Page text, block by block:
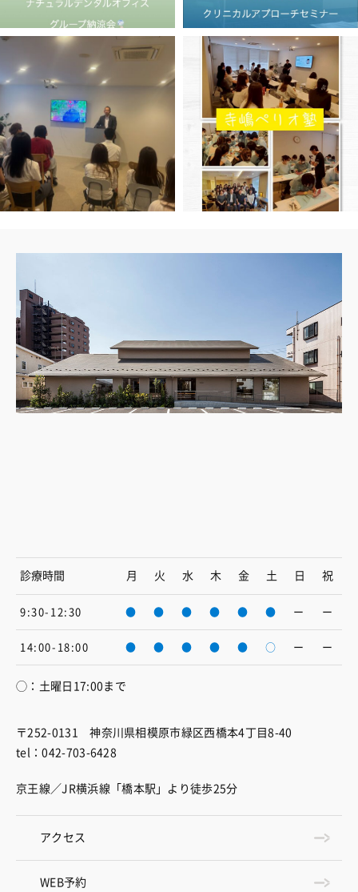
診療時間 月 火 水 木 金 土 日 祝
9:30-12:30 ● ● ● ● ● ● ー ー
14:00-18:00 ● ● ● ● ● ○ ー ー
◯：土曜日17:00まで
〒252-0131 神奈川県相模原市緑区西橋本4丁目8-40
tel：042-703-6428
京王線／JR横浜線「橋本駅」より徒歩25分
アクセス
WEB予約